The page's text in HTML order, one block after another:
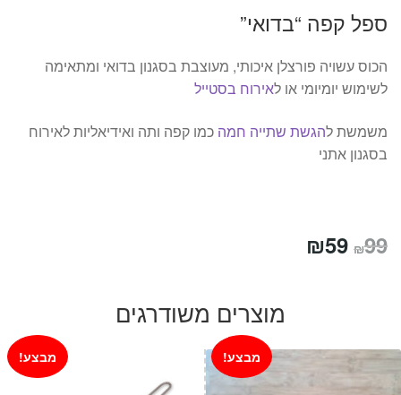
ספל קפה “בדואי”
הכוס עשויה פורצלן איכותי, מעוצבת בסגנון בדואי ומתאימה
לשימוש יומיומי או לאירוח בסטייל
משמשת להגשת שתייה חמה כמו קפה ותה ואידיאליות לאירוח
בסגנון אתני
₪99 המחיר
₪59
הוא:
₪59.
מוצרים משודרגים
מבצע! מבצע!